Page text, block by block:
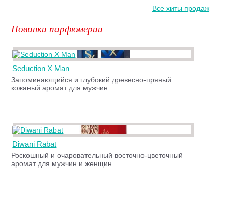
Все хиты продаж
Новинки парфюмерии
Seduction X Man
Запоминающийся и глубокий древесно-пряный
кожаный аромат для мужчин.
Diwani Rabat
Роскошный и очаровательный восточно-цветочный
аромат для мужчин и женщин.